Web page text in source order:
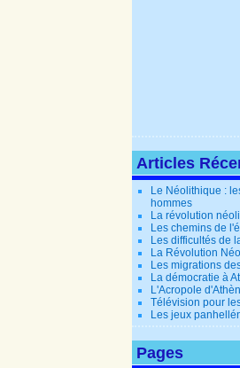
Articles
Le Néolithique :
hommes
La révolution
Les chemins de
Les difficultés de
La Révolution
Les migrations
La démocratie à
L'Acropole
Télévision pour
Les jeux
Pages